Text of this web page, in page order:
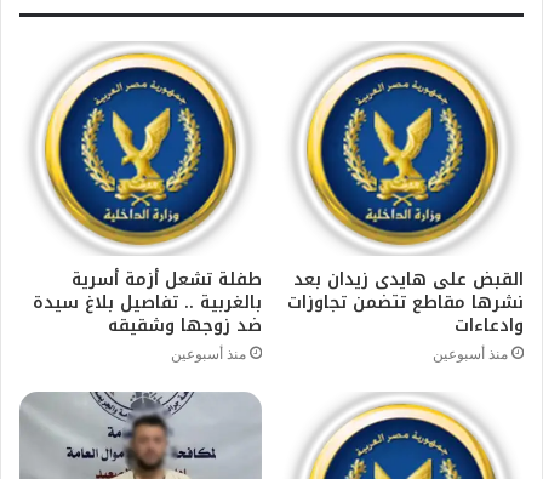
القبض على هايدى زيدان بعد
نشرها مقاطع تتضمن تجاوزات
وادعاءات
منذ أسبوعين
طفلة تشعل أزمة أسرية
بالغربية .. تفاصيل بلاغ سيدة
ضد زوجها وشقيقه
منذ أسبوعين